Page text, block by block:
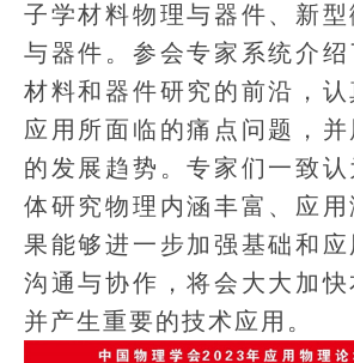
子学材料物理与器件、新
与器件。参会专家系统介
材料和器件研究的前沿，
应用所面临的痛点问题，
的发展趋势。专家们一致
体研究物理内涵丰富、应
果能够进一步加强基础和
沟通与协作，将会大大加
并产生重要的技术应用。